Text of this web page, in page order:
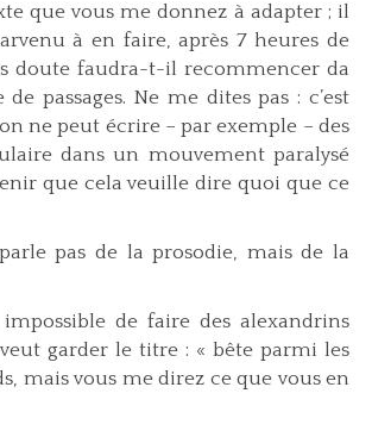
que vous me donnez à adapter ; il
à en faire, après 7 heures de
doute faudra-t-il recommencer da
passages. Ne me dites pas : c’est
ne peut écrire – par exemple – des
dans un mouvement paralysé
que cela veuille dire quoi que ce
pas de la prosodie, mais de la
de faire des alexandrins
garder le titre : « bête parmi les
mais vous me direz ce que vous en